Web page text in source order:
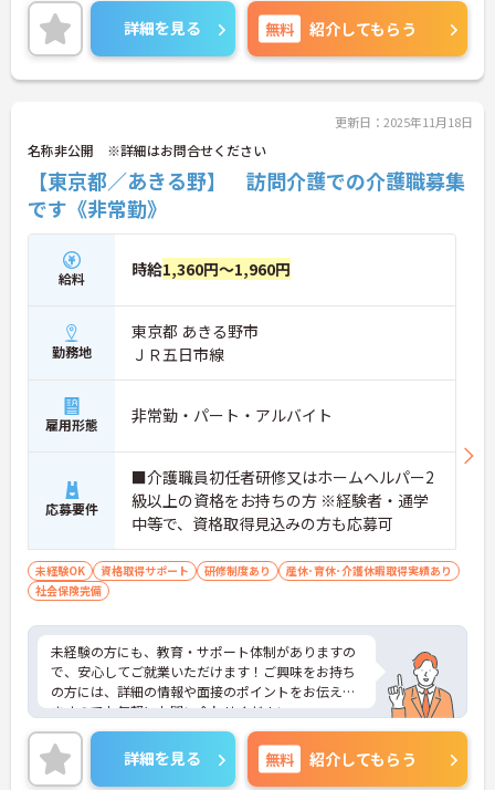
せください。詳細を見る 無料 紹介してもらう
更新日：2025年11月18日
名称非公開 ※詳細はお問合せください
【東京都／あきる野】 訪問介護での介護職募集
です《非常勤》
給料 時給1,360円～1,960円
勤務地
東京都 あきる野市
ＪＲ五日市線
雇用形態 非常勤・パート・アルバイト
応募要件
■介護職員初任者研修又はホームヘルパー2
級以上の資格をお持ちの方 ※経験者・通学
中等で、資格取得見込みの方も応募可
未経験OK 資格取得サポート 研修制度あり
産休･育休･介護休暇取得実績あり
社会保険完備
未経験の方にも、教育・サポート体制がありますの
で、安心してご就業いただけます！ご興味をお持ち
の方には、詳細の情報や面接のポイントをお伝えし
ますのでお気軽にお問い合わせください。
詳細を見る 無料 紹介してもらう